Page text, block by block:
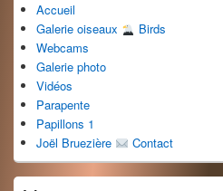
Accueil
Galerie oiseaux
Birds
Webcams
Galerie photo
Vidéos
Parapente
Papillons 1
Joël Bruezière
Contact